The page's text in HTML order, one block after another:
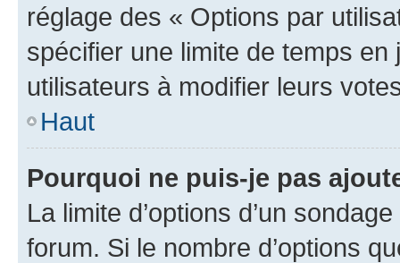
réglage des « Options par
spécifier une limite de temps
utilisateurs à modifier leurs
Haut
Pourquoi ne puis-je pas
La limite d’options d’un
forum. Si le nombre d’options